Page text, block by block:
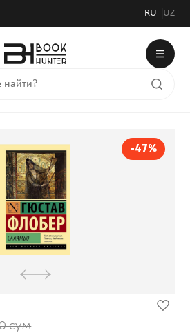
RU UZ
-47%
сум